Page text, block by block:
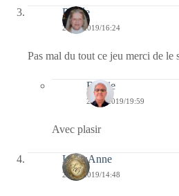
Renée
20/11/2019/16:24
Pas mal du tout ce jeu merci de le
Bernie
22/11/2019/19:59
Avec plasir
LylouAnne
20/11/2019/14:48